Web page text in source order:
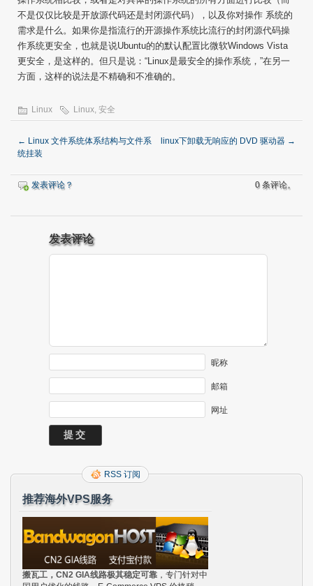
不是仅仅比较是开放源代码还是封闭源代码），以及你对操作 系统的
需求是什么。如果你是指流行的开源操作系统比流行的封闭源代码操
作系统更安全，也就是说Ubuntu的的默认配置比微软Windows Vista
更安全，是这样的。但只是说：“Linux是最安全的操作系统，”在另一
方面，这样的说法是不精确和不准确的。
Linux Linux, 安全
← Linux 文件系统体系结构与文件系
统挂装
linux下卸载无响应的 DVD 驱动器 →
发表评论？ 0 条评论。
发表评论
昵称
邮箱
网址
RSS 订阅
推荐海外VPS服务
搬瓦工，CN2 GIA线路极其稳定可靠 ，专门针对中